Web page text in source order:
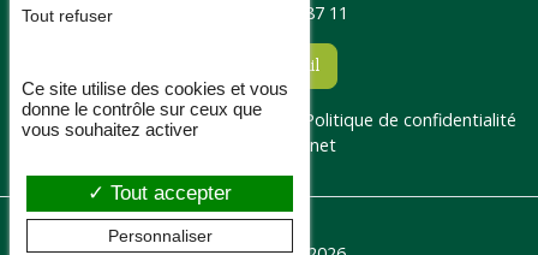
Tél. : 02 96 94 87 11
Contact email
Administration Mentions légales
Politique de confidentialité
Accès Extranet
Ce site utilise des cookies et vous
donne le contrôle sur ceux que
vous souhaitez activer
Tout accepter
Tout refuser
Personnaliser